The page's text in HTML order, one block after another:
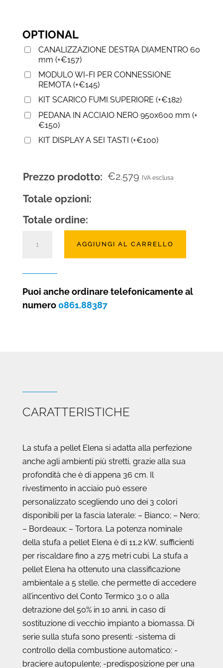
OPTIONAL
CANALIZZAZIONE DESTRA DIAMENTRO 60
mm (+€157)
MODULO WI-FI PER CONNESSIONE
REMOTA (+€145)
KIT SCARICO FUMI SUPERIORE (+€182)
PEDANA IN ACCIAIO NERO 950x600 mm (+
€150)
KIT DISPLAY A SEI TASTI (+€100)
Prezzo prodotto: €2.579 IVA esclusa
Totale opzioni:
Totale ordine:
quantità
AGGIUNGI AL CARRELLO
Puoi anche ordinare telefonicamente al
numero 0861.88387
CARATTERISTICHE
La stufa a pellet Elena si adatta alla perfezione
anche agli ambienti più stretti, grazie alla sua
profondità che è di appena 36 cm. Il
rivestimento in acciaio può essere
personalizzato scegliendo uno dei 3 colori
disponibili per la fascia laterale: – Bianco; – Nero;
– Bordeaux; – Tortora. La potenza nominale
della stufa a pellet Elena è di 11,2 kW, sufficienti
per riscaldare fino a 275 metri cubi. La stufa a
pellet Elena ha ottenuto una classificazione
ambientale a 5 stelle, che permette di accedere
all’incentivo del Conto Termico 3.0 o alla
detrazione del 50% in 10 anni, in caso di
sostituzione di vecchio impianto a biomassa. Di
serie sulla stufa sono presenti: -sistema di
controllo della combustione automatico: -
braciere autopulente; -predisposizione per una